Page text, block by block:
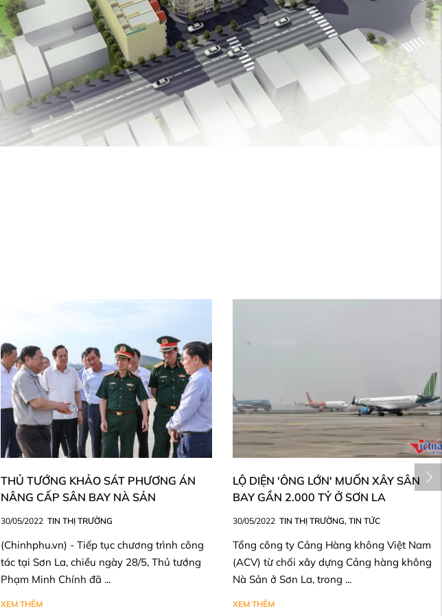
THỦ TƯỚNG KHẢO SÁT PHƯƠNG ÁN
NÂNG CẤP SÂN BAY NÀ SẢN
30/05/2022 TIN THỊ TRƯỜNG
(Chinhphu.vn) - Tiếp tục chương trình công
tác tại Sơn La, chiều ngày 28/5, Thủ tướng
Phạm Minh Chính đã ...
XEM THÊM
LỘ DIỆN 'ÔNG LỚN' MUỐN XÂY SÂN
BAY GẦN 2.000 TỶ Ở SƠN LA
30/05/2022 TIN THỊ TRƯỜNG, TIN TỨC
Tổng công ty Cảng Hàng không Việt Nam
(ACV) từ chối xây dựng Cảng hàng không
Nà Sản ở Sơn La, trong ...
XEM THÊM